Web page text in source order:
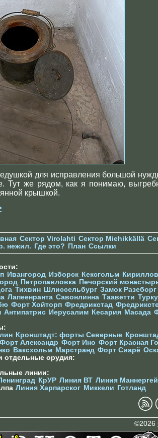
для исправления большой
Тут же рядом, как я понимаю,
крышкой.
Сектор Virolahti Сектор Miehikkällä
нежил. Где это? План Ссылки
Ивангород Изборск Кексгольм
Петропавловка Печорcкий
Тихвин Шлиссельбург Замок Разеборг
Лапеенранта Савонлинна Тааветти Турку
Форт Хойторп Фредрикстад
Антипатрис Иерусалим Кесария Масада
Кронштадт: форты Северные
Форт Александр Форт Ино Форт Красная
Ваксхольм Марстранд Форт Сиарё
отдельные орудия:
линии:
КрУР Линия ВТ Линия
Линия Харпарског Миккели
Готланд
©2026